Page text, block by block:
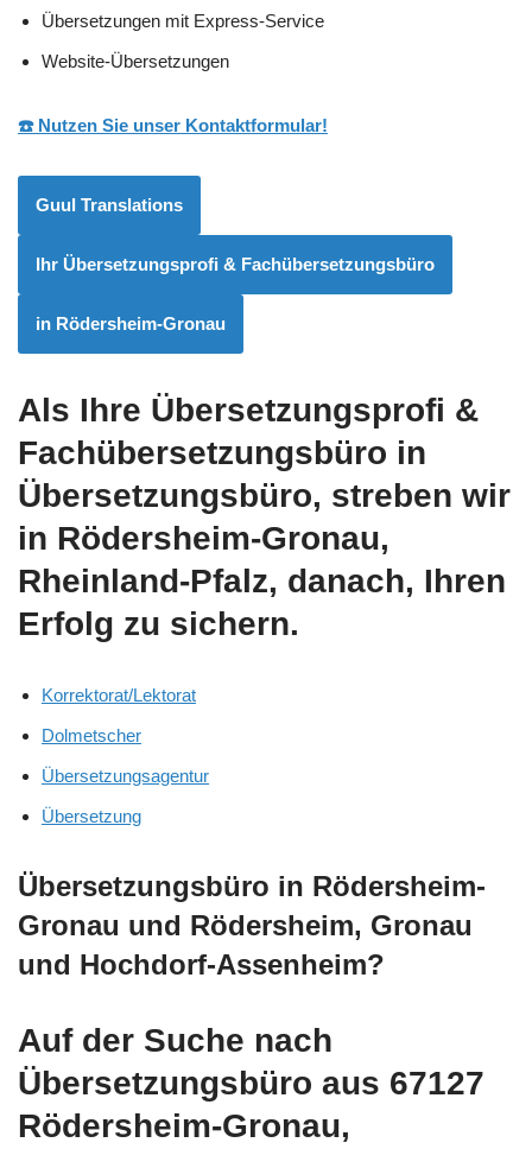
Übersetzungen mit Express-Service
Website-Übersetzungen
☎️ Nutzen Sie unser Kontaktformular!
Guul Translations
Ihr Übersetzungsprofi & Fachübersetzungsbüro
in Rödersheim-Gronau
Als Ihre Übersetzungsprofi &
Fachübersetzungsbüro in
Übersetzungsbüro, streben wir
in Rödersheim-Gronau,
Rheinland-Pfalz, danach, Ihren
Erfolg zu sichern.
Korrektorat/Lektorat
Dolmetscher
Übersetzungsagentur
Übersetzung
Übersetzungsbüro in Rödersheim-
Gronau und Rödersheim, Gronau
und Hochdorf-Assenheim?
Auf der Suche nach
Übersetzungsbüro aus 67127
Rödersheim-Gronau,